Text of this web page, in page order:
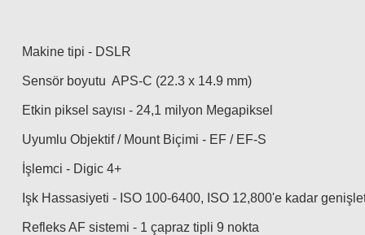
Makine tipi - DSLR
Sensör boyutu APS-C (22.3 x 14.9 mm)
Etkin piksel sayısı - 24,1 milyon Megapiksel
Uyumlu Objektif / Mount Biçimi - EF / EF-S
İşlemci - Digic 4+
Işk Hassasiyeti - ISO 100-6400, ISO 12,800'e kadar
Refleks AF sistemi - 1 çapraz tipli 9 nokta